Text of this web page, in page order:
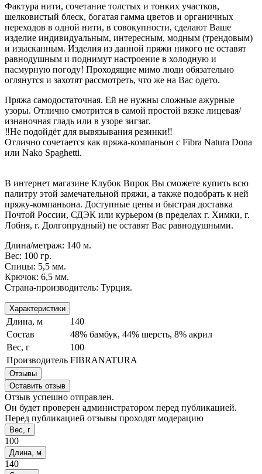
Фактура нити, сочетание толстых и тонких участков,
шелковистый блеск, богатая гамма цветов и органичных
переходов в одной нити, в совокупности, сделают Ваше
изделие индивидуальным, интересным, модным (трендовым)
и изысканным. Изделия из данной пряжи никого не оставят
равнодушным и поднимут настроение в холодную и
пасмурную погоду! Проходящие мимо люди обязательно
оглянутся и захотят рассмотреть, что же на Вас одето.
Пряжа самодостаточная. Ей не нужны сложные ажурные
узоры. Отлично смотрится в самой простой вязке лицевая/
изнаночная гладь или в узоре зигзаг.
‼️Не подойдёт для вывязывания резинки‼️
Отлично сочетается как пряжа-компаньон с Fibra Natura Dona
или Nako Spaghetti.
В интернет магазине Клубок Впрок Вы сможете купить всю
палитру этой замечательной пряжи, а также подобрать к ней
пряжу-компаньона. Доступные цены и быстрая доставка
Почтой России, СДЭК или курьером (в пределах г. Химки, г.
Лобня, г. Долгопрудный) не оставят Вас равнодушными.
Длина/метраж: 140 м.
Вес: 100 гр.
Спицы: 5,5 мм.
Крючок: 6,5 мм.
Страна-производитель: Турция.
Характеристики
Длина, м
140
Состав
48% бамбук, 44% шерсть, 8% акрил
Вес, г
100
Производитель FIBRANATURA
Отзывы
Оставить отзыв
Отзыв успешно отправлен.
Он будет проверен администратором перед публикацией.
Перед публикацией отзывы проходят модерацию
Вес, г
100
Длина, м
140